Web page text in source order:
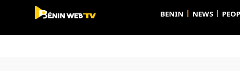
BENIN NEWS